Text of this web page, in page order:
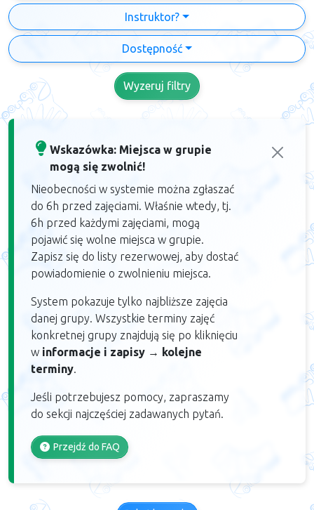
Instruktor?
Dostępność
Wyzeruj filtry
Wskazówka: Miejsca w grupie
mogą się zwolnić!
Nieobecności w systemie można zgłaszać
do 6h przed zajęciami. Właśnie wtedy, tj.
6h przed każdymi zajęciami, mogą
pojawić się wolne miejsca w grupie.
Zapisz się do listy rezerwowej, aby dostać
powiadomienie o zwolnieniu miejsca.
System pokazuje tylko najbliższe zajęcia
danej grupy. Wszystkie terminy zajęć
konkretnej grupy znajdują się po kliknięciu
w informacje i zapisy → kolejne
terminy.
Jeśli potrzebujesz pomocy, zapraszamy
do sekcji najczęściej zadawanych pytań.
Przejdź do FAQ